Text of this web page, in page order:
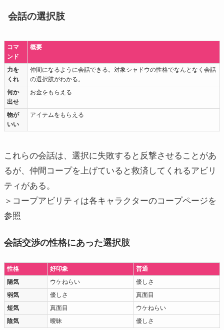
会話の選択肢
コマ
ンド
概要
力を
くれ
仲間になるように会話できる。対象シャドウの性格でなんとなく会話
の選択肢がわかる。
何か
出せ
お金をもらえる
物が
いい
アイテムをもらえる
これらの会話は、選択に失敗すると反撃させることがあ
るが、仲間コープを上げていると救済してくれるアビリ
ティがある。
＞コープアビリティは各キャラクターのコープページを
参照
会話交渉の性格にあった選択肢
性格 好印象
普通
陽気
ウケねらい
優しさ
弱気
優しさ
真面目
短気
真面目
ウケねらい
陰気
曖昧 優しさ